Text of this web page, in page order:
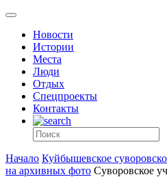
Новости
Истории
Места
Люди
Отдых
Спецпроекты
Контакты
Начало Куйбышевское
на архивных фото Суворовское